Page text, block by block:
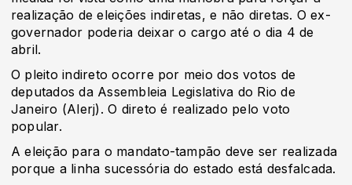
realização de eleições indiretas, e não diretas. O ex-
governador poderia deixar o cargo até o dia 4 de
abril.
O pleito indireto ocorre por meio dos votos de
deputados da Assembleia Legislativa do Rio de
Janeiro (Alerj). O direto é realizado pelo voto
popular.
A eleição para o mandato-tampão deve ser realizada
porque a linha sucessória do estado está desfalcada.